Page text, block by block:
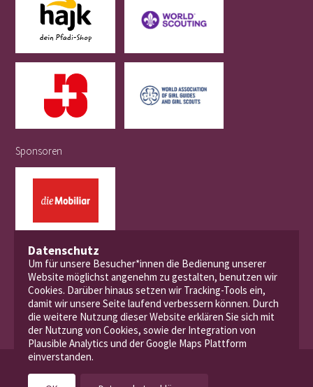
Sponsoren
Datenschutz
Um für unsere Besucher*innen die Bedienung unserer
Website möglichst angenehm zu gestalten, benutzen wir
Cookies. Darüber hinaus setzen wir Tracking-Tools ein,
damit wir unsere Seite laufend verbessern können. Durch
die weitere Nutzung dieser Website erklären Sie sich mit
der Nutzung von Cookies, sowie der Integration von
Plausible Analytics und der Google Maps Plattform
einverstanden.